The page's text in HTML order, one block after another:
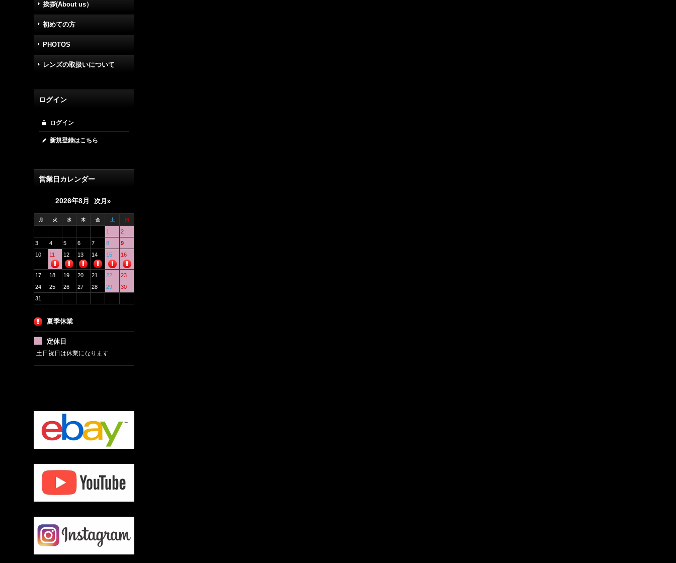
挨拶(About us）
初めての方
PHOTOS
レンズの取扱いについて
ログイン
ログイン
新規登録はこちら
営業日カレンダー
2026年8月 次月»
月 火 水 木 金 土 日
1
2
3
4 5 6 7 8
9
10
11 12 13 14 15 16
17 18 19 20 21 22
23
24
25 26 27 28 29
30
31
夏季休業
定休日
土日祝日は休業になります